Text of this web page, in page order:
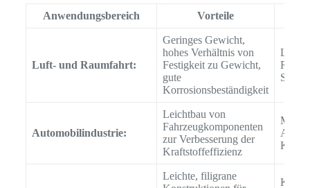
Anwendungsbereich Vorteile
Luft- und Raumfahrt:
Geringes Gewicht,
hohes Verhältnis von
Festigkeit zu Gewicht,
gute
Korrosionsbeständigkeit
Automobilindustrie:
Leichtbau von
Fahrzeugkomponenten
zur Verbesserung der
Kraftstoffeffizienz
Leichte, filigrane